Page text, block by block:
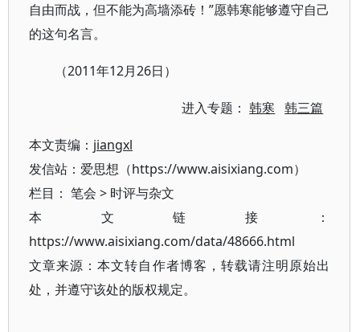
自由而战，但不能为高墙添砖！”愿韩寒能够遵守自己
的这句名言。
（2011年12月26日）
进入专题：韩寒 韩三篇
本文责编： jiangxl
发信站：爱思想（https://www.aisixiang.com）
栏目： 笔会 > 时评与杂文
本文链接：
https://www.aisixiang.com/data/48666.html
文章来源：本文转自作者博客，转载请注明原始出
处，并遵守该处的版权规定。